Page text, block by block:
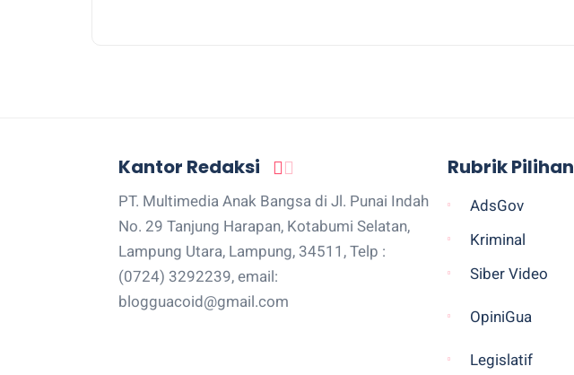
Kantor Redaksi
PT. Multimedia Anak Bangsa di Jl. Punai Indah
No. 29 Tanjung Harapan, Kotabumi Selatan,
Lampung Utara, Lampung, 34511, Telp :
(0724) 3292239, email:
blogguacoid@gmail.com
Rubrik Pilihan
AdsGov
Kriminal
Siber Video
OpiniGua
Legislatif